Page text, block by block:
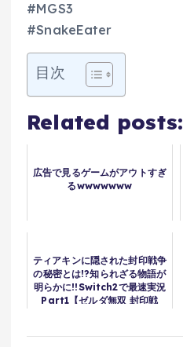
#MGS3
#SnakeEater
目次
Related posts:
広告で見るゲームがアウトすぎ
るwwwwwww
ティアキンに隠された封印戦争
の秘密とは!?知られざる物語が
明らかに!!Switch2で最速実況
Part1【ゼルダ無双 封印戦